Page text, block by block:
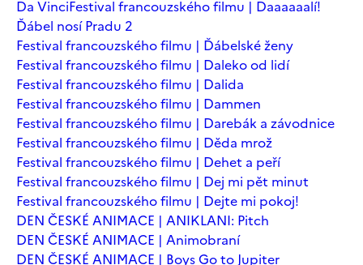
Da VinciFestival francouzského filmu | Daaaaaalí!
Ďábel nosí Pradu 2
Festival francouzského filmu | Ďábelské ženy
Festival francouzského filmu | Daleko od lidí
Festival francouzského filmu | Dalida
Festival francouzského filmu | Dammen
Festival francouzského filmu | Darebák a závodnice
Festival francouzského filmu | Děda mrož
Festival francouzského filmu | Dehet a peří
Festival francouzského filmu | Dej mi pět minut
Festival francouzského filmu | Dejte mi pokoj!
DEN ČESKÉ ANIMACE | ANIKLANI: Pitch
DEN ČESKÉ ANIMACE | Animobraní
DEN ČESKÉ ANIMACE | Boys Go to Jupiter